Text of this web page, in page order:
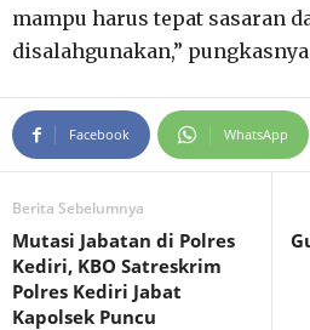
mampu harus tepat sasaran
disalahgunakan,”
Facebook WhatsApp
Berita Sebelumnya
Mutasi Jabatan di Polres
Kediri, KBO Satreskrim
Polres Kediri Jabat
Kapolsek Puncu